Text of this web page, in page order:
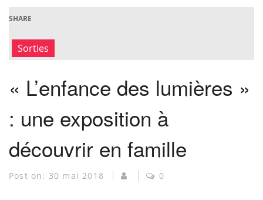
SHARE
Sorties
« L’enfance des lumières »
: une exposition à
découvrir en famille
Post on: 30 mai 2018 0